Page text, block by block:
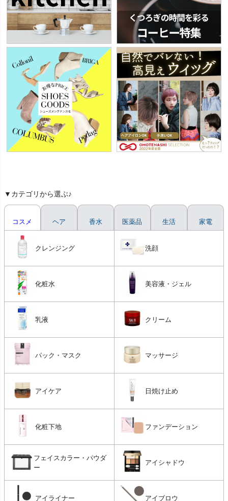
▼カテゴリから選ぶ♪
コスメ
クレンジング 洗顔
化粧水 美容液・ジェル
乳液 クリーム
パック・マスク マッサージ
アイケア 日焼け止め
化粧下地 ファンデーション
フェイスカラー・パウダ
ー
アイシャドウ
アイライナー アイブロウ
ヘア 香水 医薬品 生活 家電